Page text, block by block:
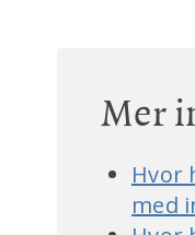
Mer
Hvor
med